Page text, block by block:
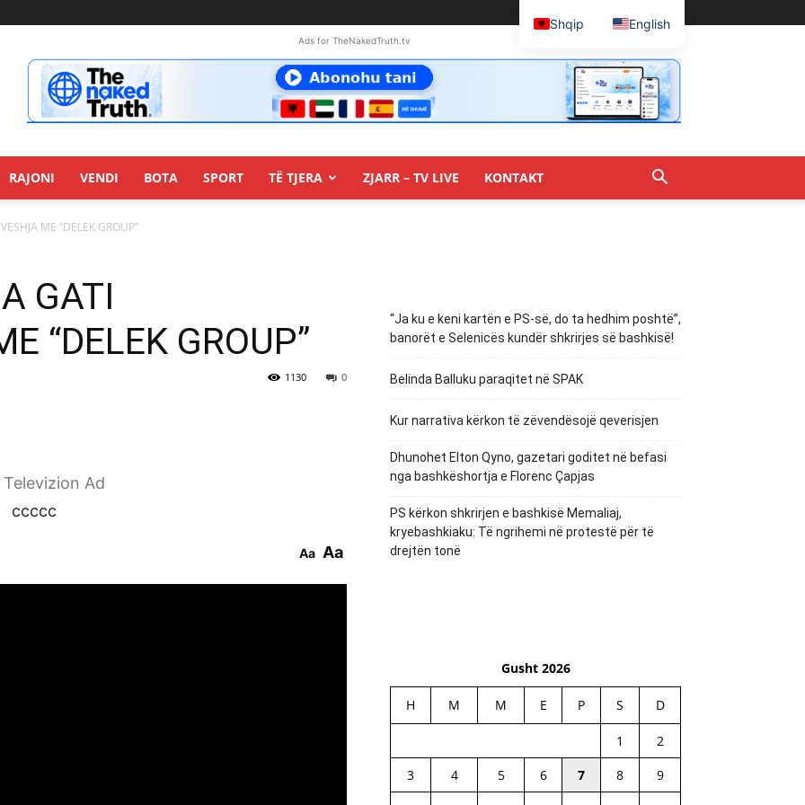
Ads for TheNakedTruth.tv
RAJONI VENDI BOTA SPORT TË TJERA ZJARR – TV LIVE KONTAKT
ME “DELEK GROUP”
GATI
“DELEK GROUP”
0
1130
Ad
ccccc
Aa Aa
“Ja ku e keni kartën e PS-së, do ta hedhim poshtë”,
banorët e Selenicës kundër shkrirjes së bashkisë!
Belinda Balluku paraqitet në SPAK
Kur narrativa kërkon të zëvendësojë qeverisjen
Dhunohet Elton Qyno, gazetari goditet në befasi
nga bashkëshortja e Florenc Çapjas
PS kërkon shkrirjen e bashkisë Memaliaj,
kryebashkiaku: Të ngrihemi në protestë për të
drejtën tonë
Gusht 2026
H M M E P S D
1
2
3
4 5 6 7 8
9
Shqip English